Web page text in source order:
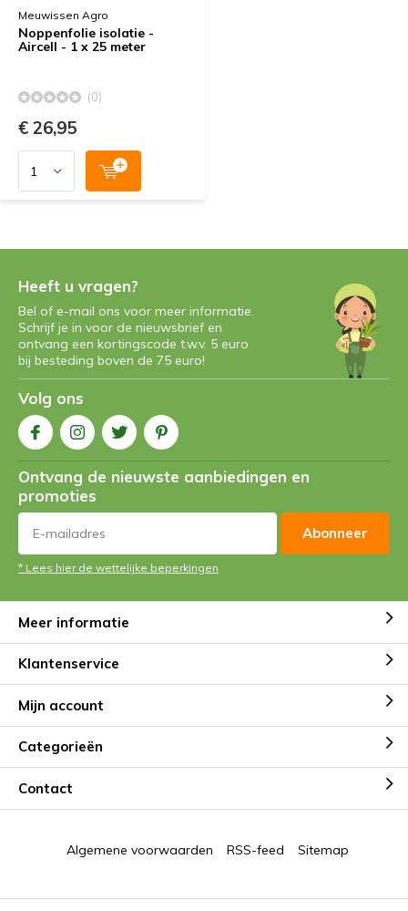
Meuwissen Agro
Noppenfolie isolatie -
Aircell - 1 x 25 meter
(0)
€ 26,95
Heeft u vragen?
Bel of e-mail ons voor meer informatie.
Schrijf je in voor de nieuwsbrief en
ontvang een kortingscode t.w.v. 5 euro
bij besteding boven de 75 euro!
Volg ons
Ontvang de nieuwste aanbiedingen en
promoties
Abonneer
* Lees hier de wettelijke beperkingen
Meer informatie
Klantenservice
Mijn account
Categorieën
Contact
Algemene voorwaarden RSS-feed Sitemap